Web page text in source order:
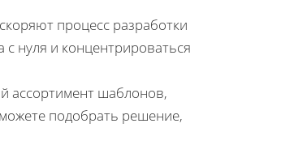
процесс разработки
нуля и концентрироваться
ассортимент шаблонов,
подобрать решение,